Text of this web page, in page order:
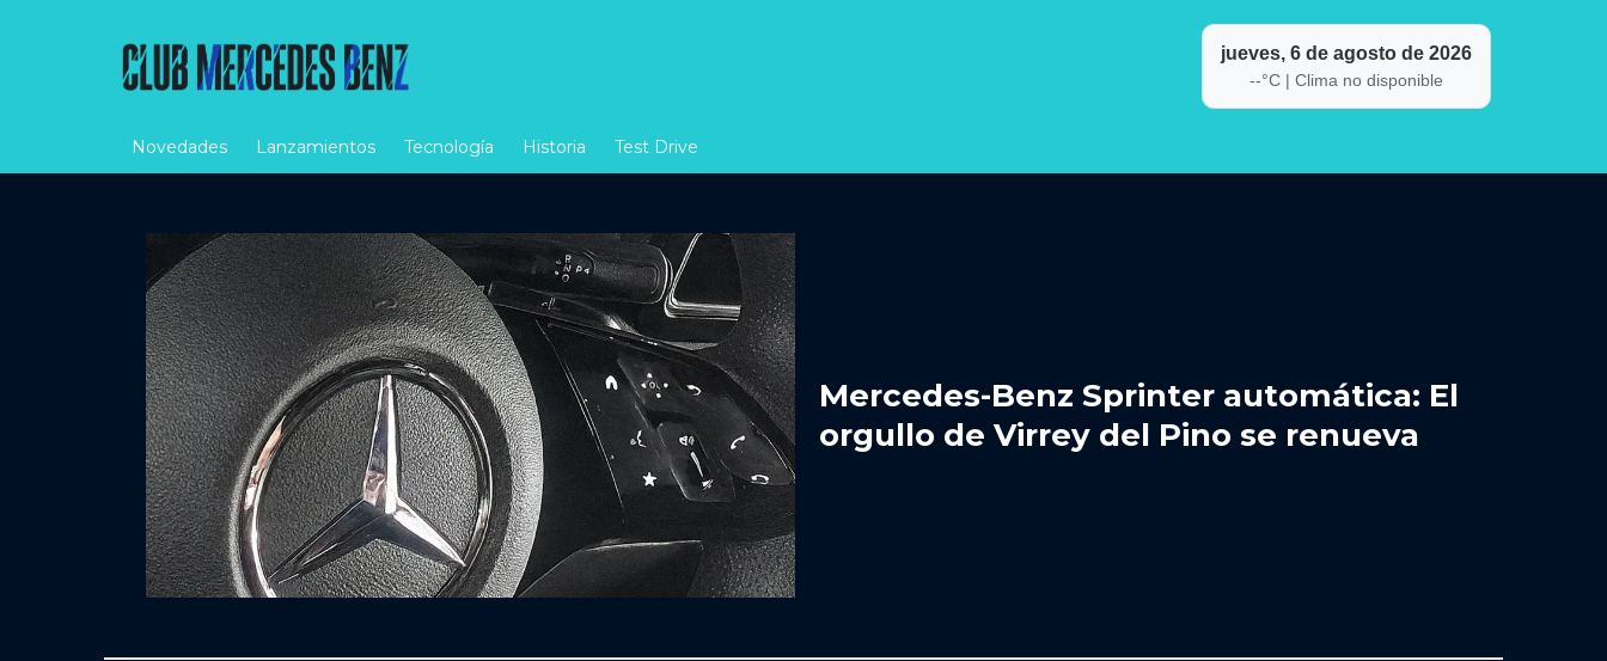
jueves, 6 de agosto de 2026
--°C | Clima no disponible
Novedades Lanzamientos Tecnología Historia Test Drive
Mercedes-Benz Sprinter automática: El
orgullo de Virrey del Pino se renueva